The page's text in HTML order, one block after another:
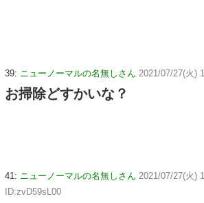
39: ニューノーマルの名無しさん 2021/07/27(火)
お掃除どすかいな？
41: ニューノーマルの名無しさん 2021/07/27(火)
ID:zvD59sL00